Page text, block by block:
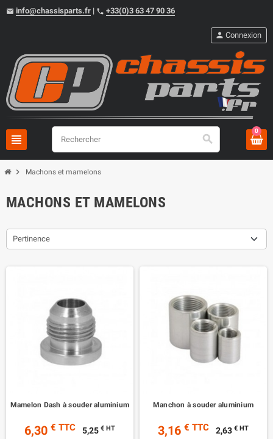
email info@chassisparts.fr | phone +33(0)3 63 47 90 36
view_headline search
person Connexion
0
chevron_right Machons et mamelons
MACHONS ET MAMELONS
Pertinence
Mamelon Dash à souder aluminium
6,30 € TTC 5,25 € HT
Manchon à souder aluminium
3,16 € TTC 2,63 € HT